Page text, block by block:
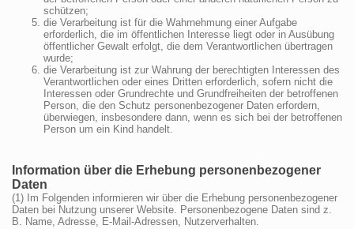
schützen;
die Verarbeitung ist für die Wahrnehmung einer Aufgabe
erforderlich, die im öffentlichen Interesse liegt oder in Ausübung
öffentlicher Gewalt erfolgt, die dem Verantwortlichen übertragen
wurde;
die Verarbeitung ist zur Wahrung der berechtigten Interessen des
Verantwortlichen oder eines Dritten erforderlich, sofern nicht die
Interessen oder Grundrechte und Grundfreiheiten der betroffenen
Person, die den Schutz personenbezogener Daten erfordern,
überwiegen, insbesondere dann, wenn es sich bei der betroffenen
Person um ein Kind handelt.
Information über die Erhebung personenbezogener
Daten
(1) Im Folgenden informieren wir über die Erhebung personenbezogener
Daten bei Nutzung unserer Website. Personenbezogene Daten sind z.
B. Name, Adresse, E-Mail-Adressen, Nutzerverhalten.